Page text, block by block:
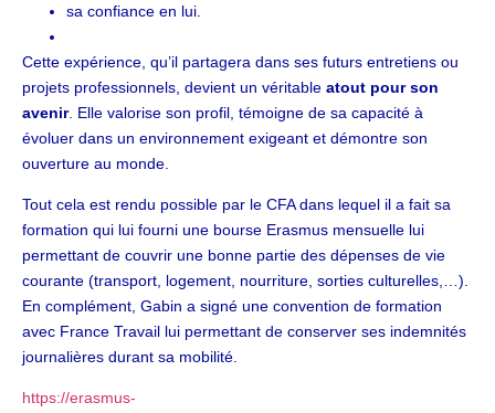
sa confiance en lui.
Cette expérience, qu’il partagera dans ses futurs entretiens ou
projets professionnels, devient un véritable atout pour son
avenir. Elle valorise son profil, témoigne de sa capacité à
évoluer dans un environnement exigeant et démontre son
ouverture au monde.
Tout cela est rendu possible par le CFA dans lequel il a fait sa
formation qui lui fourni une bourse Erasmus mensuelle lui
permettant de couvrir une bonne partie des dépenses de vie
courante (transport, logement, nourriture, sorties culturelles,…).
En complément, Gabin a signé une convention de formation
avec France Travail lui permettant de conserver ses indemnités
journalières durant sa mobilité.
https://erasmus-